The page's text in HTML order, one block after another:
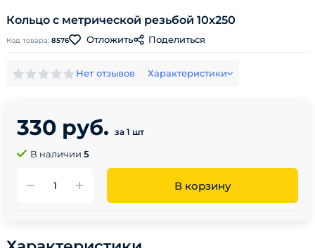
Кольцо с метрической резьбой 10х250
Код товара: 8576 Отложить Поделиться
Нет отзывов Характеристики
330 руб. за 1 шт
В наличии 5
В корзину